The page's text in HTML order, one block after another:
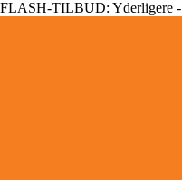
FLASH-TILBUD: Yderligere -